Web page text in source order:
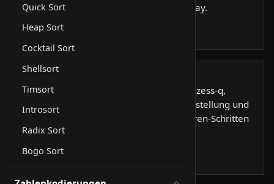
Quick Sort
Heap Sort
Cocktail Sort
Shellsort
Timsort
Introsort
Radix Sort
Bogo Sort
Zeigern auf einem sortierten Balken-Array.
Öffnen
Zahlenkodierungen
Binär, 1-Komplement, 2-Komplement, Exzess-q,
Festkomma, Gleitkomma, B-adische Darstellung und
Bitops mit feingranularen Hornerverfahren-Schritten
und Bit-Visualisierung.
Öffnen